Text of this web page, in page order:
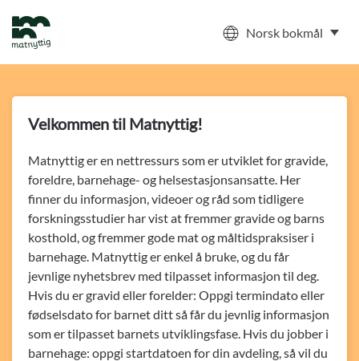
Skip to main content Norsk bokmål
Velkommen til Matnyttig!
Matnyttig er en nettressurs som er utviklet for gravide,
foreldre, barnehage- og helsestasjonsansatte. Her
finner du informasjon, videoer og råd som tidligere
forskningsstudier har vist at fremmer gravide og barns
kosthold, og fremmer gode mat og måltidspraksiser i
barnehage. Matnyttig er enkel å bruke, og du får
jevnlige nyhetsbrev med tilpasset informasjon til deg.
Hvis du er gravid eller forelder: Oppgi termindato eller
fødselsdato for barnet ditt så får du jevnlig informasjon
som er tilpasset barnets utviklingsfase. Hvis du jobber i
barnehage: oppgi startdatoen for din avdeling, så vil du